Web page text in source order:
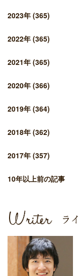
2023年 (365)
2022年 (365)
2021年 (365)
2020年 (366)
2019年 (364)
2018年 (362)
2017年 (357)
10年以上前の記事